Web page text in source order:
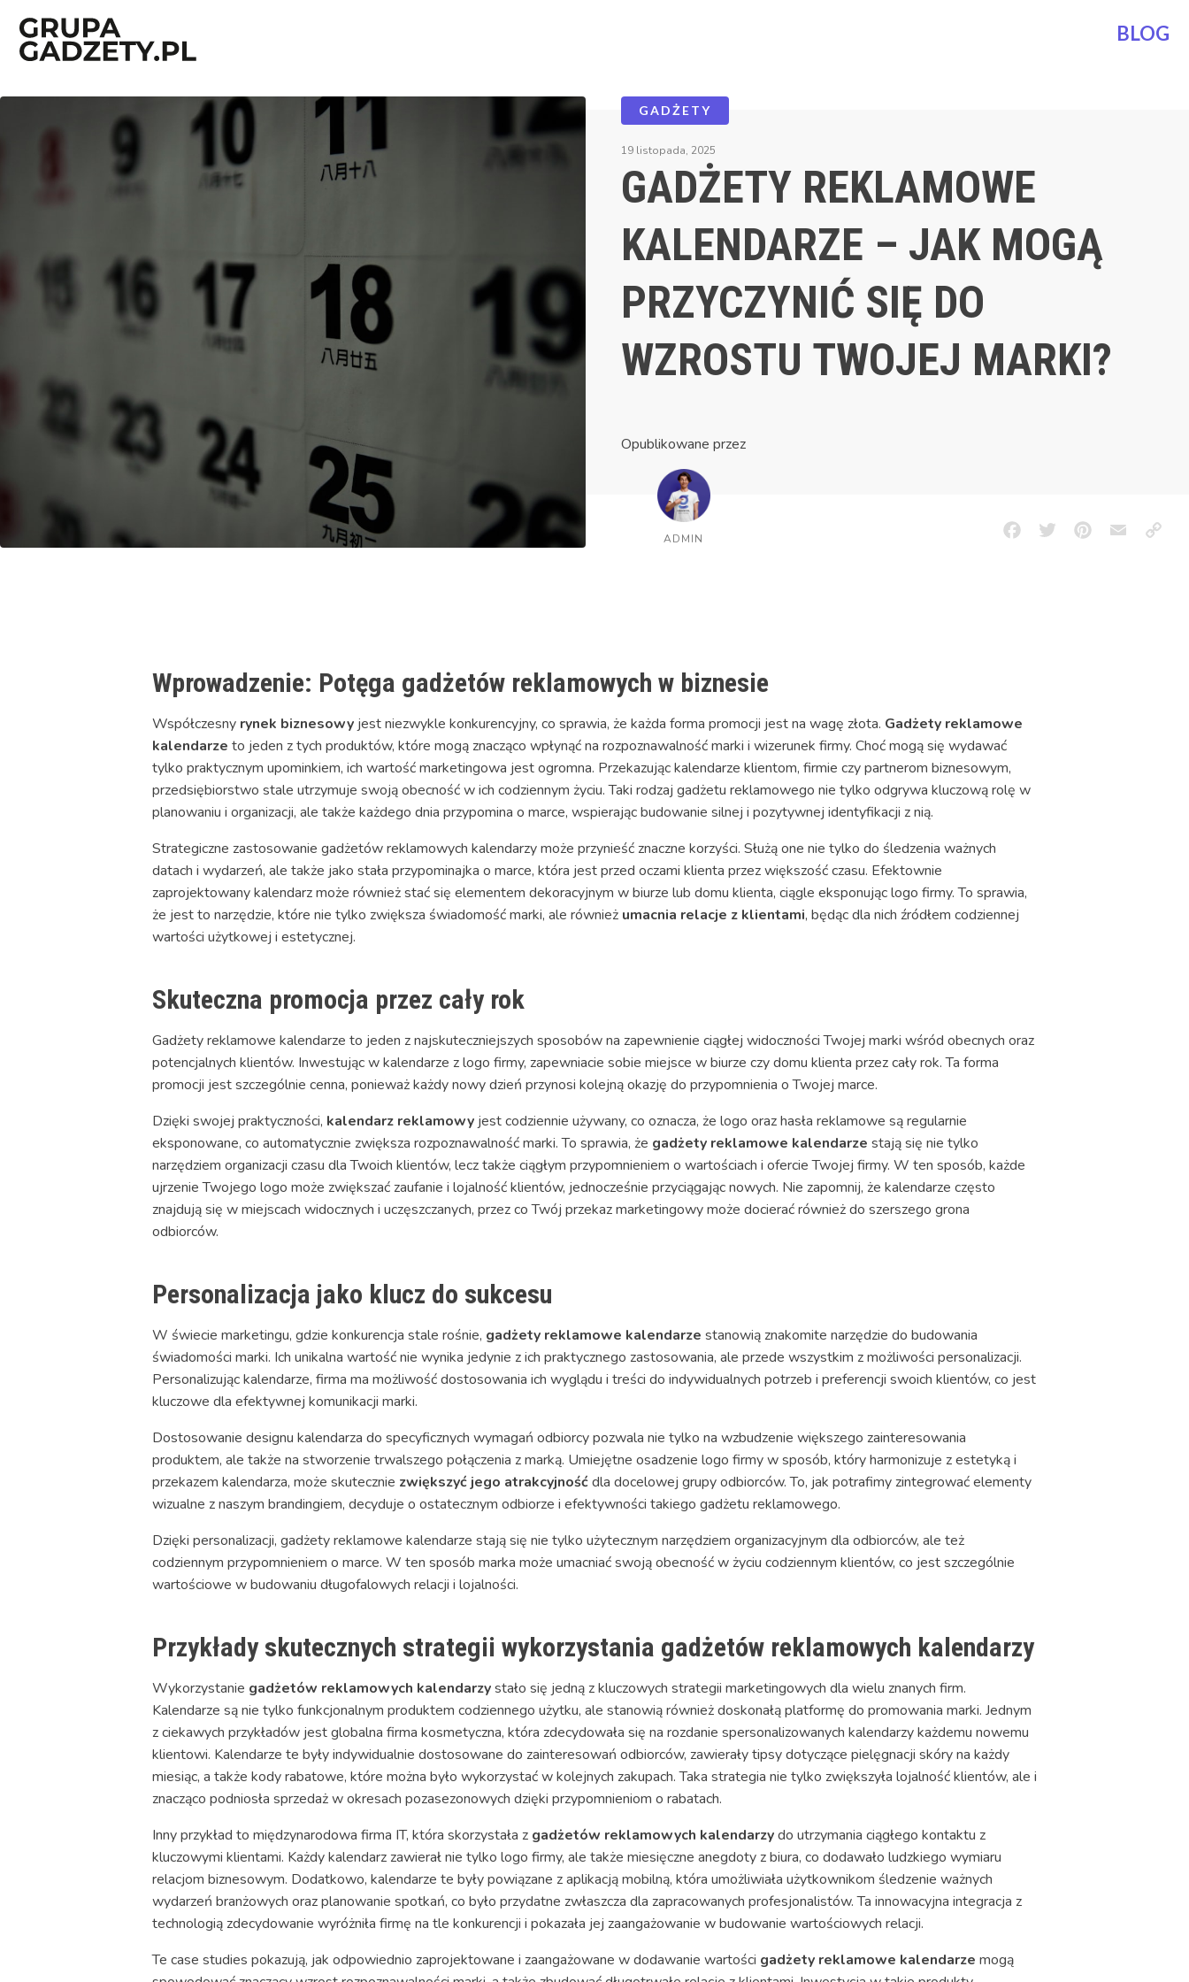
BLOG
GADŻETY
19 listopada, 2025
GADŻETY REKLAMOWE
KALENDARZE – JAK MOGĄ
PRZYCZYNIĆ SIĘ DO
WZROSTU TWOJEJ MARKI?
Opublikowane przez
ADMIN FacebookTwitterPinterestEmailCopy
Wprowadzenie: Potęga gadżetów reklamowych w biznesie
Współczesny rynek biznesowy jest niezwykle konkurencyjny, co sprawia, że każda forma promocji jest na wagę złota. Gadżety reklamowe
kalendarze to jeden z tych produktów, które mogą znacząco wpłynąć na rozpoznawalność marki i wizerunek firmy. Choć mogą się wydawać
tylko praktycznym upominkiem, ich wartość marketingowa jest ogromna. Przekazując kalendarze klientom, firmie czy partnerom biznesowym,
przedsiębiorstwo stale utrzymuje swoją obecność w ich codziennym życiu. Taki rodzaj gadżetu reklamowego nie tylko odgrywa kluczową rolę w
planowaniu i organizacji, ale także każdego dnia przypomina o marce, wspierając budowanie silnej i pozytywnej identyfikacji z nią.
Strategiczne zastosowanie gadżetów reklamowych kalendarzy może przynieść znaczne korzyści. Służą one nie tylko do śledzenia ważnych
datach i wydarzeń, ale także jako stała przypominajka o marce, która jest przed oczami klienta przez większość czasu. Efektownie
zaprojektowany kalendarz może również stać się elementem dekoracyjnym w biurze lub domu klienta, ciągle eksponując logo firmy. To sprawia,
że jest to narzędzie, które nie tylko zwiększa świadomość marki, ale również umacnia relacje z klientami, będąc dla nich źródłem codziennej
wartości użytkowej i estetycznej.
Skuteczna promocja przez cały rok
Gadżety reklamowe kalendarze to jeden z najskuteczniejszych sposobów na zapewnienie ciągłej widoczności Twojej marki wśród obecnych oraz
potencjalnych klientów. Inwestując w kalendarze z logo firmy, zapewniacie sobie miejsce w biurze czy domu klienta przez cały rok. Ta forma
promocji jest szczególnie cenna, ponieważ każdy nowy dzień przynosi kolejną okazję do przypomnienia o Twojej marce.
Dzięki swojej praktyczności, kalendarz reklamowy jest codziennie używany, co oznacza, że logo oraz hasła reklamowe są regularnie
eksponowane, co automatycznie zwiększa rozpoznawalność marki. To sprawia, że gadżety reklamowe kalendarze stają się nie tylko
narzędziem organizacji czasu dla Twoich klientów, lecz także ciągłym przypomnieniem o wartościach i ofercie Twojej firmy. W ten sposób, każde
ujrzenie Twojego logo może zwiększać zaufanie i lojalność klientów, jednocześnie przyciągając nowych. Nie zapomnij, że kalendarze często
znajdują się w miejscach widocznych i uczęszczanych, przez co Twój przekaz marketingowy może docierać również do szerszego grona
odbiorców.
Personalizacja jako klucz do sukcesu
W świecie marketingu, gdzie konkurencja stale rośnie, gadżety reklamowe kalendarze stanowią znakomite narzędzie do budowania
świadomości marki. Ich unikalna wartość nie wynika jedynie z ich praktycznego zastosowania, ale przede wszystkim z możliwości personalizacji.
Personalizując kalendarze, firma ma możliwość dostosowania ich wyglądu i treści do indywidualnych potrzeb i preferencji swoich klientów, co jest
kluczowe dla efektywnej komunikacji marki.
Dostosowanie designu kalendarza do specyficznych wymagań odbiorcy pozwala nie tylko na wzbudzenie większego zainteresowania
produktem, ale także na stworzenie trwalszego połączenia z marką. Umiejętne osadzenie logo firmy w sposób, który harmonizuje z estetyką i
przekazem kalendarza, może skutecznie zwiększyć jego atrakcyjnośćdla docelowej grupy odbiorców. To, jak potrafimy zintegrować elementy
wizualne z naszym brandingiem, decyduje o ostatecznym odbiorze i efektywności takiego gadżetu reklamowego.
Dzięki personalizacji, gadżety reklamowe kalendarze stają się nie tylko użytecznym narzędziem organizacyjnym dla odbiorców, ale też
codziennym przypomnieniem o marce. W ten sposób marka może umacniać swoją obecność w życiu codziennym klientów, co jest szczególnie
wartościowe w budowaniu długofalowych relacji i lojalności.
Przykłady skutecznych strategii wykorzystania gadżetów reklamowych kalendarzy
Wykorzystanie gadżetów reklamowych kalendarzystało się jedną z kluczowych strategii marketingowych dla wielu znanych firm.
Kalendarze są nie tylko funkcjonalnym produktem codziennego użytku, ale stanowią również doskonałą platformę do promowania marki. Jednym
z ciekawych przykładów jest globalna firma kosmetyczna, która zdecydowała się na rozdanie spersonalizowanych kalendarzy każdemu nowemu
klientowi. Kalendarze te były indywidualnie dostosowane do zainteresowań odbiorców, zawierały tipsy dotyczące pielęgnacji skóry na każdy
miesiąc, a także kody rabatowe, które można było wykorzystać w kolejnych zakupach. Taka strategia nie tylko zwiększyła lojalność klientów, ale i
znacząco podniosła sprzedaż w okresach pozasezonowych dzięki przypomnieniom o rabatach.
Inny przykład to międzynarodowa firma IT, która skorzystała z gadżetów reklamowych kalendarzydo utrzymania ciągłego kontaktu z
kluczowymi klientami. Każdy kalendarz zawierał nie tylko logo firmy, ale także miesięczne anegdoty z biura, co dodawało ludzkiego wymiaru
relacjom biznesowym. Dodatkowo, kalendarze te były powiązane z aplikacją mobilną, która umożliwiała użytkownikom śledzenie ważnych
wydarzeń branżowych oraz planowanie spotkań, co było przydatne zwłaszcza dla zapracowanych profesjonalistów. Ta innowacyjna integracja z
technologią zdecydowanie wyróżniła firmę na tle konkurencji i pokazała jej zaangażowanie w budowanie wartościowych relacji.
Te case studies pokazują, jak odpowiednio zaprojektowane i zaangażowane w dodawanie wartości gadżety reklamowe kalendarze mogą